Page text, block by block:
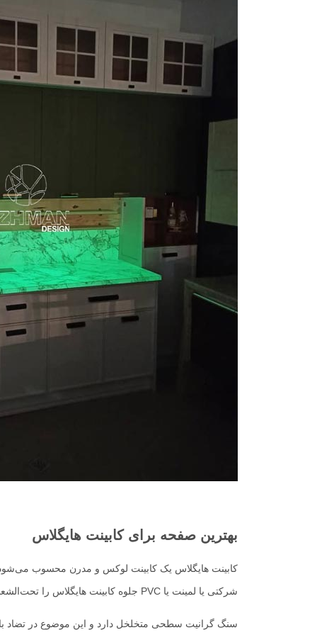
بهترین صفحه برای کابینت هایگلاس
کابینت هایگلاس یک کابینت لوکس و مدرن محسوب
شرکتی یا لمینت یا PVC جلوه کابینت هایگلاس را تحت‌الشعاع قرار می‌دهند و هزینه زیادی که برای کابینت صرف کرده‌اید تا حد زیادی هدر می‌رود.
سنگ گرانیت سطحی متخلخل دارد و این موضوع در تضاد